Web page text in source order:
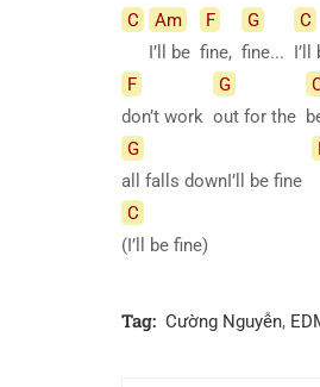
C
Am
I’ll be
F
fine,
G
fine...
C
I’ll
F
don’t work
G
out for the
G
all falls downI’ll be fine
C
(I’ll be fine)
Tag: Cường Nguyễn,